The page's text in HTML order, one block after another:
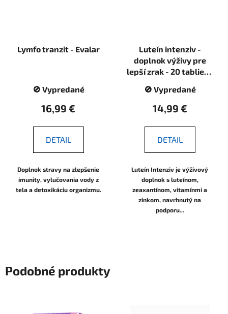
Lymfo tranzit - Evalar
🚫 Vypredané
16,99 €
DETAIL
Doplnok stravy na zlepšenie
imunity, vylučovania vody z
tela a detoxikáciu organizmu.
Luteín intenziv -
doplnok výživy pre
lepší zrak - 20 tabliet -
🚫 Vypredané
14,99 €
DETAIL
Luteín Intenziv je výživový
doplnok s luteínom,
zeaxantínom, vitamínmi a
zinkom, navrhnutý na
podporu...
Podobné produkty